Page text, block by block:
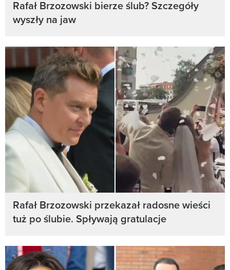
Rafał Brzozowski bierze ślub? Szczegóły
wyszły na jaw
Rafał Brzozowski przekazał radosne wieści
tuż po ślubie. Spływają gratulacje